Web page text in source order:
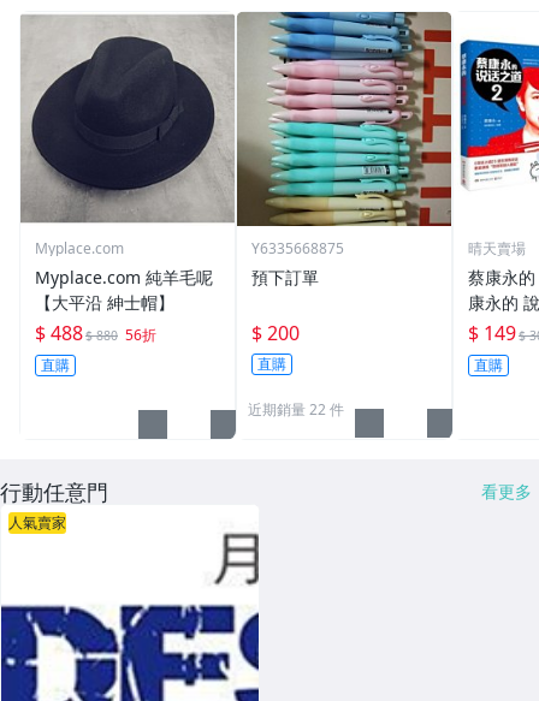
Myplace.com
Myplace.com 純羊毛呢
【大平沿 紳士帽】
$ 488$ 880 56折
直購
Y6335668875
預下訂單
$ 200
直購
近期銷量 22 件
晴天賣場
蔡康永
康永的
$ 149$
直購
行動任意門 看更多
人氣賣家